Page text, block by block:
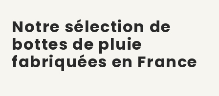
Notre sélection de
bottes de pluie
fabriquées en France